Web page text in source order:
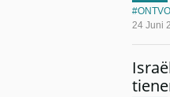
24 Juni